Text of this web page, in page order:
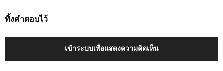
ทิ้งคำตอบไว้
เข้าระบบเพื่อแสดงความคิดเห็น